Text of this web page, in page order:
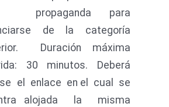
para
de la categoría
Duración máxima
30 minutos. Deberá
el enlace en el cual se
alojada la misma